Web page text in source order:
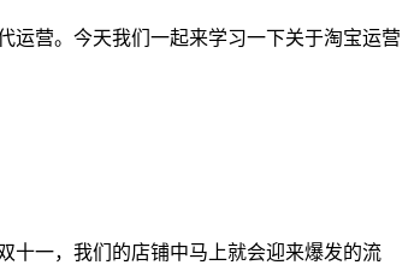
营。今天我们一起来学习一下关于淘宝运营
一，我们的店铺中马上就会迎来爆发的流